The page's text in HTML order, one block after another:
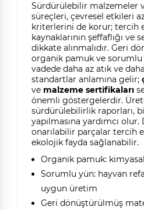
Sürdürülebilir malzemeler
süreçleri, çevresel etkileri
kriterlerini de korur; tercih
kaynaklarının şeffaflığı
dikkate alınmalıdır. Geri
organik pamuk ve sorumlu
vadede daha az atık ve
standartlar anlamına gelir;
ve malzeme sertifikaları
önemli göstergelerdir.
sürdürülebilirlik raporları,
yapılmasına yardımcı olur.
onarılabilir parçalar tercih
ekolojik fayda sağlanabilir.
Organik pamuk: kimyasal
Sorumlu yün: hayvan
uygun üretim
Geri dönüştürülmüş